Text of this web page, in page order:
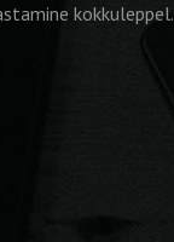
kokkuleppel.